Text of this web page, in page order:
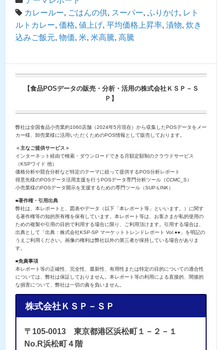
カレールー, ごはんの供, スーパー, ふりかけ, レト
ルトカレー, 価格, 値上げ, 平均価格上昇率, 漬物, 炊き
込みご飯元, 物価, 米, 米高騰, 高騰
【食品POSデータの販売・分析・活用の株式会社ＫＳＰ－Ｓ
Ｐ】
弊社は全国食品小売業約1060店舗（2024年5月現在）から収集したPOSデータをメー
カー様、卸売業様に活用いただくためのPOS情報として販売しております。
＜主なご提供サービス＞
インターネット経由で検索・ダウンロードできる月額定額制のクラウドサービス
（KSPワイド 他）
価格分析や競合分析など特定のテーマに絞って提供するPOS分析レポート
得意先様のPOSデータ活用支援を行うPOSデータ専門分析ツール（CCMC_S）
小売業様のPOSデータ開示を支援するための専門ツール（SUP-LINK）
■著作権・引用出典
弊社は、本レポートと、図表やデータ（以下「本レポート等」といいます。）に関す
る著作権等の知的所有権を保有しています。本レポート等は、お客さまが私的使用の
ための複製や引用の目的で利用する場合に限り、ご利用頂けます。引用する場合は、
出典として「出典：株式会社KSP-SP マーケットトレンドレポート Vol.●●」を明記の
うえご利用ください。画像の権利は弊社以外の第三者が保持している場合がありま
す。
■免責事項
本レポート等の正確性、完全性、最新性、有用性または特定の目的についての適合性
については、弊社は保証しておりません。本レポート等の利用による直接的、間接的
な損害について、弊社は一切の責を負いません。
株式会社ＫＳＰ－ＳＰ
〒105-0013 東京都港区浜松町１－２－１
No.R浜松町４階